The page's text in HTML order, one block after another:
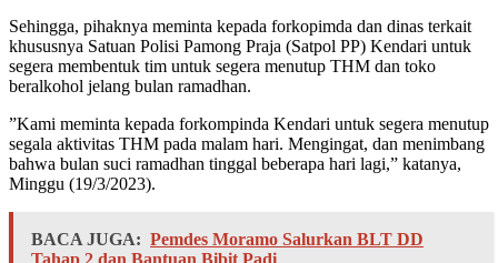
Sehingga, pihaknya meminta kepada forkopimda dan dinas terkait
khususnya Satuan Polisi Pamong Praja (Satpol PP) Kendari untuk
segera membentuk tim untuk segera menutup THM dan toko
beralkohol jelang bulan ramadhan.
”Kami meminta kepada forkompinda Kendari untuk segera menutup
segala aktivitas THM pada malam hari. Mengingat, dan menimbang
bahwa bulan suci ramadhan tinggal beberapa hari lagi,” katanya,
Minggu (19/3/2023).
BACA JUGA: Pemdes Moramo Salurkan BLT DD